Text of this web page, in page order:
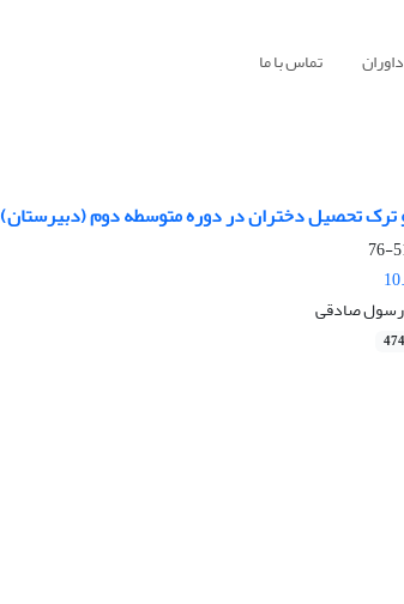
داوران تماس با ما
ترک تحصیل دختران در دوره متوسطه دوم (دبیرستان)
رسول صادقی